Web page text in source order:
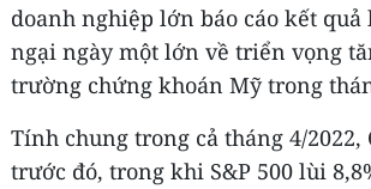
doanh nghiệp lớn báo cáo kết
ngại ngày một lớn về triển vọng
trường chứng khoán Mỹ trong
Tính chung trong cả tháng 4/2022,
trước đó, trong khi S&P 500 lùi